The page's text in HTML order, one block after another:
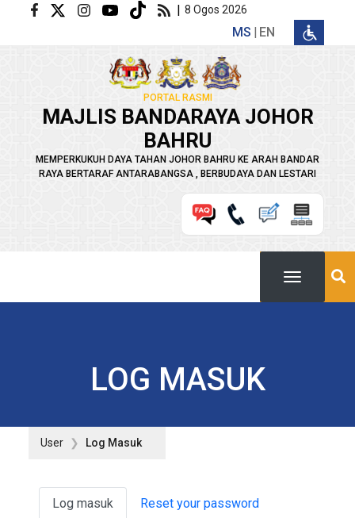
Langkau ke kandungan utama | 8 Ogos 2026
MS EN
PORTAL RASMI
MAJLIS BANDARAYA JOHOR
BAHRU
MEMPERKUKUH DAYA TAHAN JOHOR BAHRU KE ARAH BANDAR
RAYA BERTARAF ANTARABANGSA , BERBUDAYA DAN LESTARI
LOG MASUK
User Log Masuk
Primary tabs
Log masuk Reset your password